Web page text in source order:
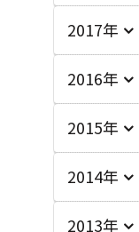
2017年
2016年
2015年
2014年
2013年